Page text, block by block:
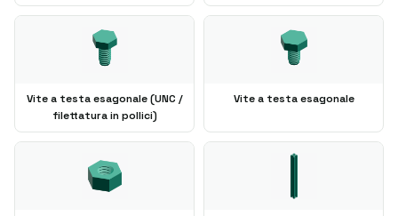
Vite a testa esagonale (UNC /
filettatura in pollici)
Vite a testa esagonale